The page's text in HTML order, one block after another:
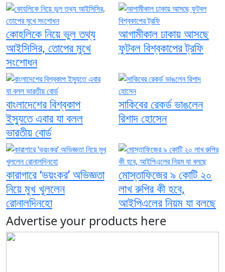
কোহলিকে নিয়ে ভুল তথ্য
আইসিসির, তোপের মুখে
সংশোধন
আগামীকাল ঢাকায় আসছে
ফুটবল বিশ্বকাপের ট্রফি
বাংলাদেশের বিশ্বকাপ
ইস্যুতে এবার যা বলল
ভারতীয় বোর্ড
সাকিবের রেকর্ড ভাঙলেন
রিশাদ হোসেন
কারাগারে ‘ভয়ংকর’ অভিজ্ঞতা
নিয়ে মুখ খুললেন
রোনালদিনহো
মোস্তাফিজের ৯ কোটি ২০
লাখ রুপির কী হবে,
আইপিএলের নিয়ম যা বলছে
Advertise your products here